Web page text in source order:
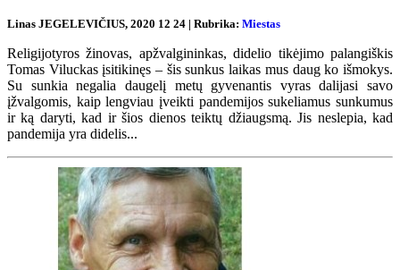
Linas JEGELEVIČIUS, 2020 12 24 | Rubrika: Miestas
Religijotyros žinovas, apžvalgininkas, didelio tikėjimo palangiškis
Tomas Viluckas įsitikinęs – šis sunkus laikas mus daug ko išmokys.
Su sunkia negalia daugelį metų gyvenantis vyras dalijasi savo
įžvalgomis, kaip lengviau įveikti pandemijos sukeliamus sunkumus
ir ką daryti, kad ir šios dienos teiktų džiaugsmą. Jis neslepia, kad
pandemija yra didelis...